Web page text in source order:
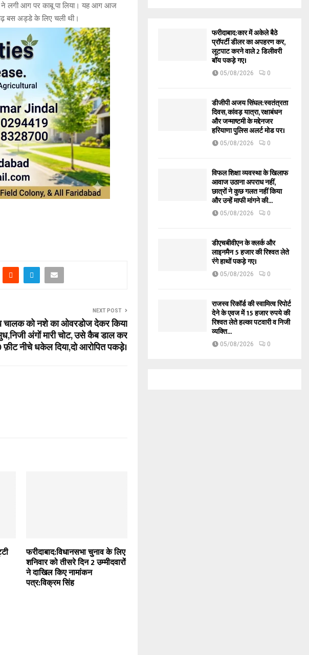
ने लगी आग पर काबू पा लिया। यह आग आज
बस अड्डे के लिए चली थी।
NEXT POST
को नशे का ओवरडोज देकर किया
अंगों मारी चोट, उसे कैब डाल कर
फ़ीट नीचे धकेल दिया,दो आरोपित पकड़े।
फरीदाबाद:विधानसभा चुनाव के लिए
शनिवार को तीसरे दिन 2 उम्मीदवारों
ने दाखिल किए नामांकन
पत्र:विक्रम सिंह
फरीदाबाद:कार में अकेले बैठे
प्रॉपर्टी डीलर का अपहरण कर,
लूटपाट करने वाले 2 डिलीवरी
बॉय पकड़े गए।
05/08/2026 0
डीजीपी अजय सिंघल:स्वतंत्रता
दिवस, कांवड़ यात्रा, रक्षाबंधन
और जन्माष्टमी के मद्देनजर
हरियाणा पुलिस अलर्ट मोड पर।
05/08/2026 0
विफल शिक्षा व्यवस्था के खिलाफ
आवाज उठाना अपराध नहीं,
छात्रों ने कुछ गलत नहीं किया
और उन्हें माफी मांगने की...
05/08/2026 0
डीएचबीवीएन के क्लर्क और
लाइनमैन 5 हजार की रिश्वत लेते
रंगे हाथों पकड़े गए।
05/08/2026 0
राजस्व रिकॉर्ड की स्वामित्व रिपोर्ट
देने के एवज में 15 हजार रुपये की
रिश्वत लेते हल्का पटवारी व निजी
व्यक्ति...
05/08/2026 0